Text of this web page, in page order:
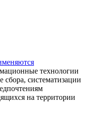
технологии
систематизации
на территории